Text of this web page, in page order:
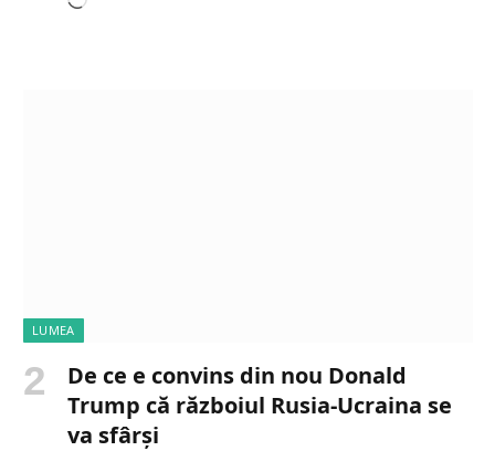
LUMEA
De ce e convins din nou Donald
Trump că războiul Rusia-Ucraina se
va sfârși